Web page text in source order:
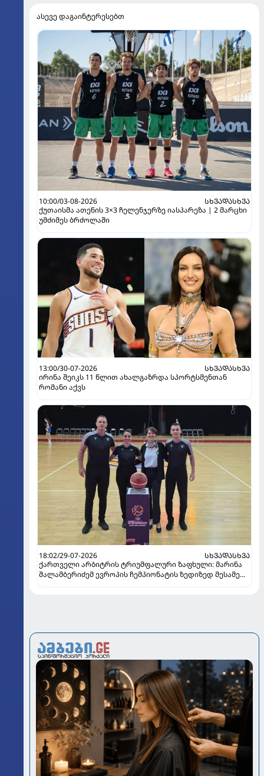
ასევე დაგაინტერესებთ
10:00/03-08-2026
ᲡᲮᲕᲐᲓᲐᲡᲮᲕᲐ
ქუთაისმა ათენის 3×3 ჩელენჯერზე იასპარეზა | 2 მარცხი
უმძიმეს ბრძოლაში
13:00/30-07-2026
ᲡᲮᲕᲐᲓᲐᲡᲮᲕᲐ
ირინა შეიკს 11 წლით ახალგაზრდა სპორტსმენთან
რომანი აქვს
18:02/29-07-2026
ᲡᲮᲕᲐᲓᲐᲡᲮᲕᲐ
ქართველი არბიტრის ტრიუმფალური ზაფხული: მარინა
შალამბერიძემ ევროპის ჩემპიონატის ზედიზედ მესამე